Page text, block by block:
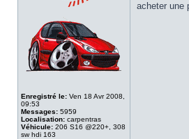
Enregistré le: Ven 18 Avr 2008,
09:53
Messages: 5959
Localisation: carpentras
Véhicule: 206 S16 @220+, 308
sw hdi 163
acheter une